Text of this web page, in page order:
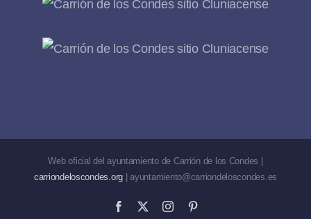
Web oficial del ayuntamiento de Carrión de los Condes |
carriondeloscondes.org | ayuntamiento@carriondeloscondes.es
Facebook InstagramPinterest